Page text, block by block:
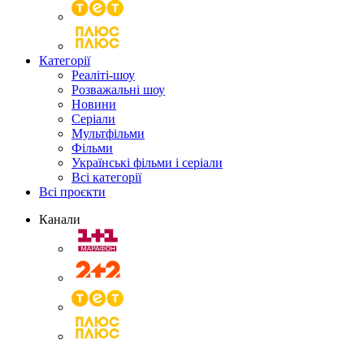
Категорії
Реаліті-шоу
Розважальні шоу
Новини
Серіали
Мультфільми
Фільми
Українські фільми і серіали
Всі категорії
Всі проєкти
Канали